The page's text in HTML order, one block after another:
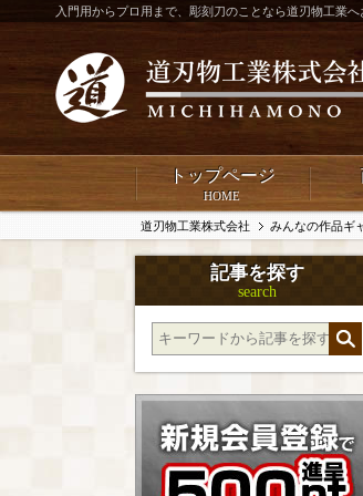
入門用からプロ用まで、彫刻刀のことなら道刃物工業へ
トップページ
HOME
道刃物工業株式会社 みんなの作品ギ
記事を探す
search